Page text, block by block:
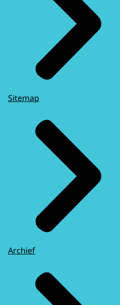
Sitemap
Archief